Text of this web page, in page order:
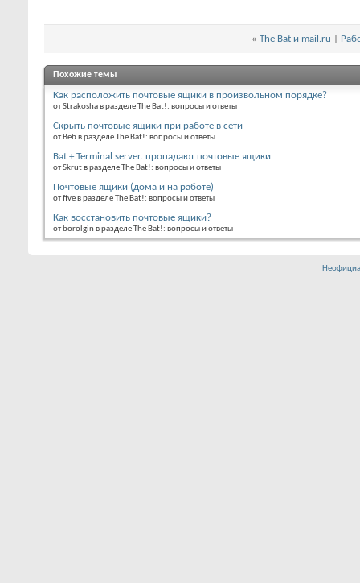
« The Bat и mail.ru
Похожие темы
Как расположить почтовые ящики в произвольном порядке?
от Strakosha в разделе The Bat!: вопросы и ответы
Скрыть почтовые ящики при работе в сети
от Beb в разделе The Bat!: вопросы и ответы
Bat + Terminal server. пропадают почтовые ящики
от Skrut в разделе The Bat!: вопросы и ответы
Почтовые ящики (дома и на работе)
от five в разделе The Bat!: вопросы и ответы
Как восстановить почтовые ящики?
от borolgin в разделе The Bat!: вопросы и ответы